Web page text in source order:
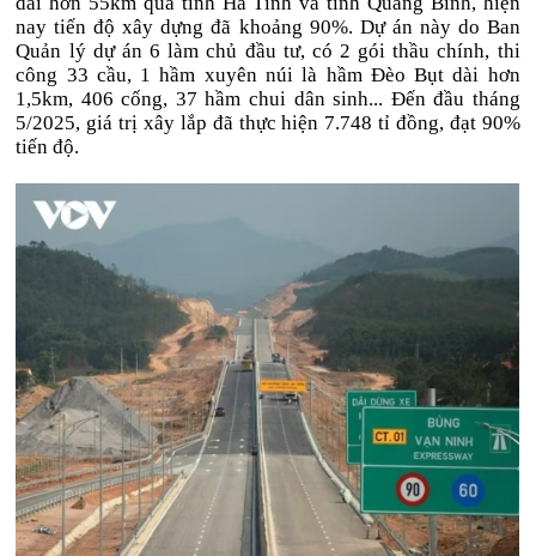
nay tiến độ xây dựng đã khoảng 90%. Dự án này do Ban
Quản lý dự án 6 làm chủ đầu tư, có 2 gói thầu chính, thi
công 33 cầu, 1 hầm xuyên núi là hầm Đèo Bụt dài hơn
1,5km, 406 cống, 37 hầm chui dân sinh... Đến đầu tháng
5/2025, giá trị xây lắp đã thực hiện 7.748 tỉ đồng, đạt 90%
tiến độ.